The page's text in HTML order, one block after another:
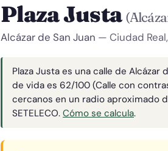
Plaza Justa
Alcázar de San Juan — Ciudad
Plaza Justa es una calle de
de vida es 62/100 (Calle con
cercanos en un radio aproximado
SETELECO. Cómo se calcula.